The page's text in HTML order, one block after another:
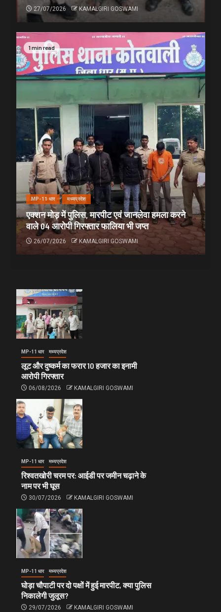
27/07/2026 KAMALGIRI GOSWAMI
1 min read
MP-11 धार मध्यप्रदेश
एक्शन मोड़ में पुलिस, मारपीट एवं जानलेवा हमला करने
वाले 04 आरोपी गिरफ्तार फालिया भी जप्त
26/07/2026 KAMALGIRI GOSWAMI
MP-11 धार मध्यप्रदेश
लूट और दुष्कर्म का फरार 10 हजार का इनामी
आरोपी गिरफ्तार
06/08/2026 KAMALGIRI GOSWAMI
MP-11 धार मध्यप्रदेश
रिश्वतखोरी चरम पर: आईडी पर जमीन चढ़ाने के
नाम पर भी घूस
30/07/2026 KAMALGIRI GOSWAMI
MP-11 धार मध्यप्रदेश
घोड़ा चौपाटी पर दो पक्षों में हुई मारपीट, क्या पुलिस
निकालेगी जुलूस?
29/07/2026 KAMALGIRI GOSWAMI